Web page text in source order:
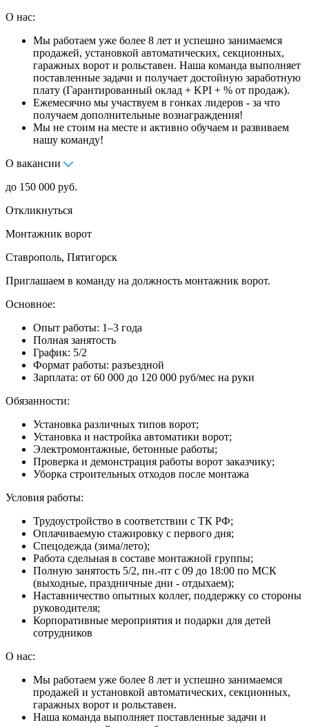
О нас:
Мы работаем уже более 8 лет и успешно занимаемся
продажей, установкой автоматических, секционных,
гаражных ворот и рольставен. Наша команда выполняет
поставленные задачи и получает достойную заработную
плату (Гарантированный оклад + KPI + % от продаж).
Ежемесячно мы участвуем в гонках лидеров - за что
получаем дополнительные вознаграждения!
Мы не стоим на месте и активно обучаем и развиваем
нашу команду!
О вакансии
до 150 000 руб.
Откликнуться
Монтажник ворот
Ставрополь, Пятигорск
Приглашаем в команду на должность монтажник ворот.
Основное:
Опыт работы: 1–3 года
Полная занятость
График: 5/2
Формат работы: разъездной
Зарплата: от 60 000 до 120 000 руб/мес на руки
Обязанности:
Установка различных типов ворот;
Установка и настройка автоматики ворот;
Электромонтажные, бетонные работы;
Проверка и демонстрация работы ворот заказчику;
Уборка строительных отходов после монтажа
Условия работы:
Трудоустройство в соответствии с ТК РФ;
Оплачиваемую стажировку с первого дня;
Спецодежда (зима/лето);
Работа сдельная в составе монтажной группы;
Полную занятость 5/2, пн.-пт с 09 до 18:00 по МСК
(выходные, праздничные дни - отдыхаем);
Наставничество опытных коллег, поддержку со стороны
руководителя;
Корпоративные мероприятия и подарки для детей
сотрудников
О нас:
Мы работаем уже более 8 лет и успешно занимаемся
продажей и установкой автоматических, секционных,
гаражных ворот и рольставен.
Наша команда выполняет поставленные задачи и